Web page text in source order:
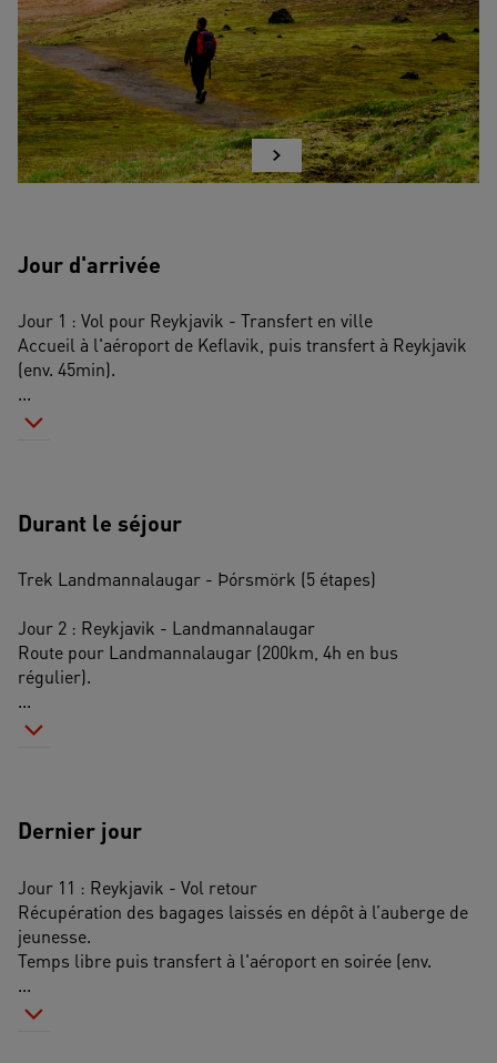
Jour d'arrivée
Jour 1 : Vol pour Reykjavik - Transfert en ville
Accueil à l'aéroport de Keflavik, puis transfert à Reykjavik
(env. 45min).
...
Durant le séjour
Trek Landmannalaugar - Þórsmörk (5 étapes)
Jour 2 : Reykjavik - Landmannalaugar
Route pour Landmannalaugar (200km, 4h en bus
régulier).
...
Dernier jour
Jour 11 : Reykjavik - Vol retour
Récupération des bagages laissés en dépôt à l’auberge de
jeunesse.
Temps libre puis transfert à l'aéroport en soirée (env.
...